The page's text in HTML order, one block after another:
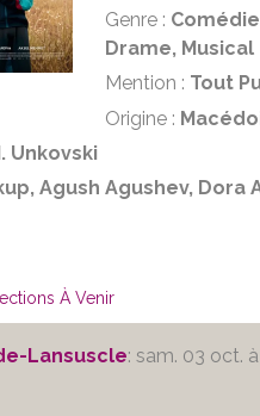
Genre :
Drame, Musical
Mention : Tout
Origine :
Unkovski
Agush Agushev, Dora
À Venir
Lansuscle: sam. 03 oct. à